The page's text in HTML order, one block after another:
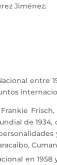
Jiménez.
entre
de
en 1958